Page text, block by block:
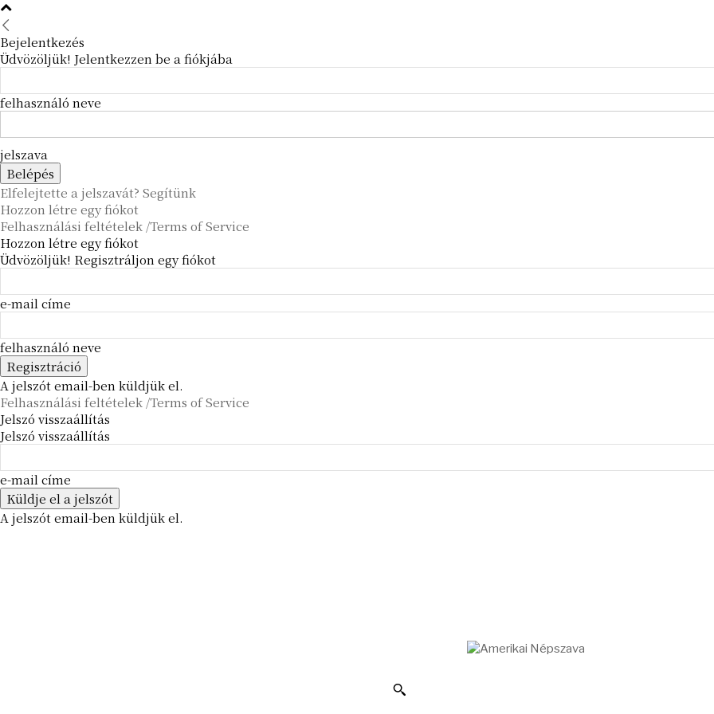
Bejelentkezés
Üdvözöljük! Jelentkezzen be a fiókjába
felhasználó neve
jelszava
Elfelejtette a jelszavát? Segítünk
Hozzon létre egy fiókot
Felhasználási feltételek /Terms of Service
Hozzon létre egy fiókot
Üdvözöljük! Regisztráljon egy fiókot
e-mail címe
felhasználó neve
A jelszót email-ben küldjük el.
Felhasználási feltételek /Terms of Service
Jelszó visszaállítás
Jelszó visszaállítás
e-mail címe
A jelszót email-ben küldjük el.